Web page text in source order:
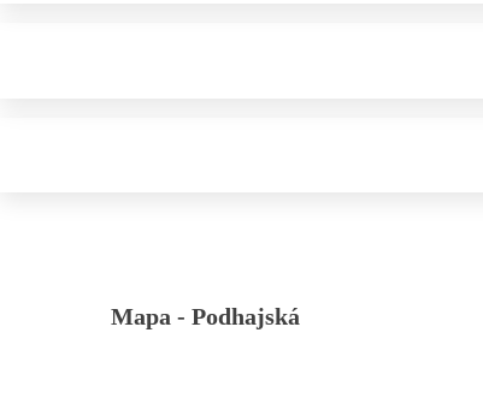
Mapa - Podhajská